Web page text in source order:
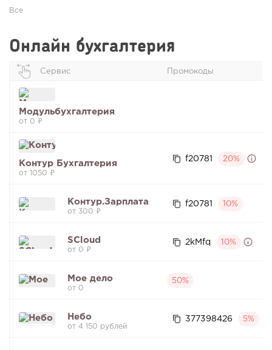
Все
Онлайн бухгалтерия
Сервис Промокоды
Модульбухгалтерия
от 0 ₽
Контур Бухгалтерия
от 1050 ₽
f20781 20%
Контур.Зарплата
от 300 ₽
f20781 10%
SCloud
от 0 ₽
2kMfq 10%
Мое дело
от 0
50%
Небо
от 4 150 рублей
377398426 5%